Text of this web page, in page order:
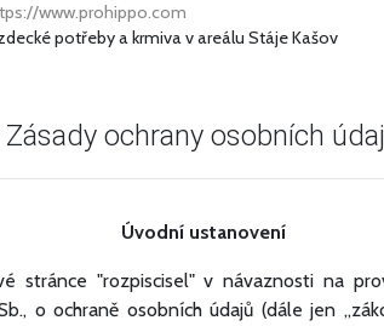
www.prohippo.com
potřeby a krmiva v areálu Stáje Kašov
Zásady ochrany osobních
Úvodní ustanovení
stránce "rozpiscisel" v návaznosti na
o ochraně osobních údajů (dále jen